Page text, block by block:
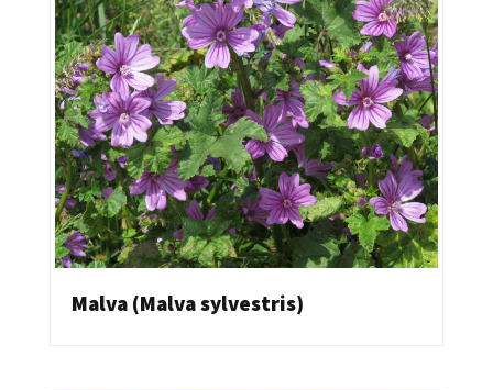
Malva (Malva sylvestris)